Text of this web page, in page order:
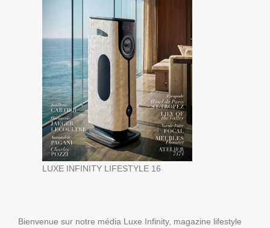
LUXE INFINITY LIFESTYLE 16
Bienvenue sur notre média Luxe Infinity, magazine lifestyle